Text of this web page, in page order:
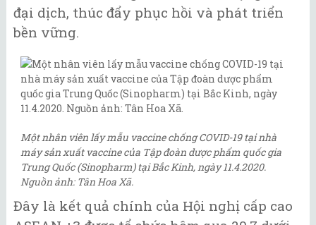
đại dịch, thúc đẩy phục hồi và phát triển
bền vững.
Một nhân viên lấy mẫu vaccine chống COVID-19 tại nhà
máy sản xuất vaccine của Tập đoàn dược phẩm quốc gia
Trung Quốc (Sinopharm) tại Bắc Kinh, ngày 11.4.2020.
Nguồn ảnh: Tân Hoa Xã.
Đây là kết quả chính của Hội nghị cấp cao